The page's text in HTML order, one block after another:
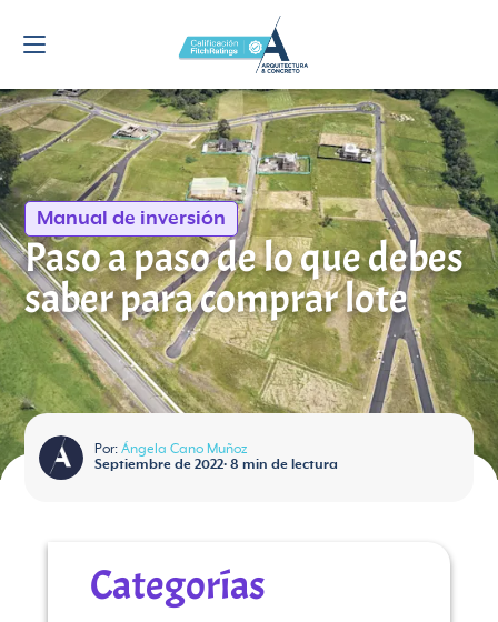
Manual de inversión
Paso a paso de lo que debes
saber para comprar lote
Por: Ángela Cano Muñoz
Septiembre de 2022• 8 min de lectura
Categorías